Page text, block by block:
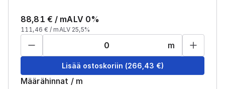
88,81 € / mALV 0%
111,46 € / mALV 25,5%
m
Lisää ostoskoriin (266,43 €)
Määrähinnat / m